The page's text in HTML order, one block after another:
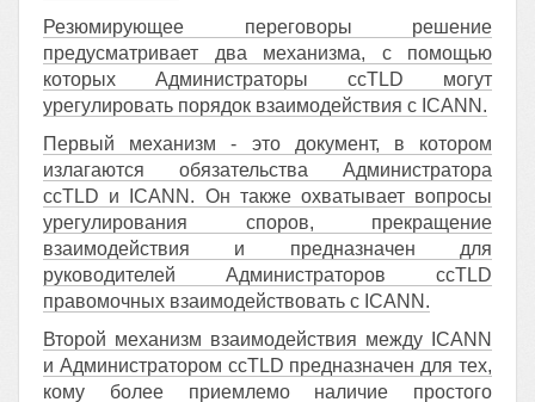
Резюмирующее переговоры решение
предусматривает два механизма, с помощью
которых Администраторы ccTLD могут
урегулировать порядок взаимодействия с ICANN.
Первый механизм - это документ, в котором
излагаются обязательства Администратора
ccTLD и ICANN. Он также охватывает вопросы
урегулирования споров, прекращение
взаимодействия и предназначен для
руководителей Администраторов ccTLD
правомочных взаимодействовать с ICANN.
Второй механизм взаимодействия между ICANN
и Администратором ccTLD предназначен для тех,
кому более приемлемо наличие простого